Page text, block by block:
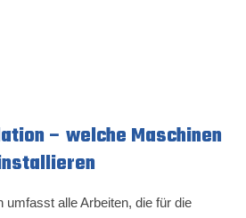
– welche Maschinen
umfasst alle Arbeiten, die für die